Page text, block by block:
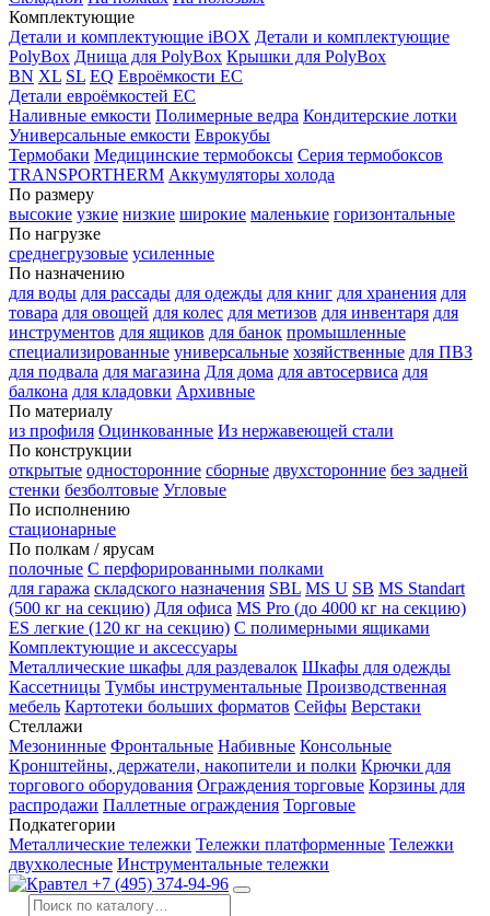
Комплектующие
Детали и комплектующие iBOX Детали и комплектующие
PolyBox Днища для PolyBox Крышки для PolyBox
BN XL SL EQ Евроёмкости EC
Детали евроёмкостей EC
Наливные емкости Полимерные ведра Кондитерские лотки
Универсальные емкости Еврокубы
Термобаки Медицинские термобоксы Серия термобоксов
TRANSPORTHERM Аккумуляторы холода
По размеру
высокие узкие низкие широкие маленькие горизонтальные
По нагрузке
среднегрузовые усиленные
По назначению
для воды для рассады для одежды для книг для хранения для
товара для овощей для колес для метизов для инвентаря для
инструментов для ящиков для банок промышленные
специализированные универсальные хозяйственные для ПВЗ
для подвала для магазина Для дома для автосервиса для
балкона для кладовки Архивные
По материалу
из профиля Оцинкованные Из нержавеющей стали
По конструкции
открытые односторонние сборные двухсторонние без задней
стенки безболтовые Угловые
По исполнению
стационарные
По полкам / ярусам
полочные С перфорированными полками
для гаража складского назначения SBL MS U SB MS Standart
(500 кг на секцию) Для офиса MS Pro (до 4000 кг на секцию)
ES легкие (120 кг на секцию) С полимерными ящиками
Комплектующие и аксессуары
Металлические шкафы для раздевалок Шкафы для одежды
Кассетницы Тумбы инструментальные Производственная
мебель Картотеки больших форматов Сейфы Верстаки
Стеллажи
Мезонинные Фронтальные Набивные Консольные
Кронштейны, держатели, накопители и полки Крючки для
торгового оборудования Ограждения торговые Корзины для
распродажи Паллетные ограждения Торговые
Подкатегории
Металлические тележки Тележки платформенные Тележки
двухколесные Инструментальные тележки
+7 (495) 374-94-96